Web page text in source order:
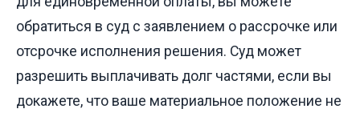
обратиться в суд с заявлением о рассрочке или
отсрочке исполнения решения. Суд может
разрешить выплачивать долг частями, если вы
докажете, что ваше материальное положение не